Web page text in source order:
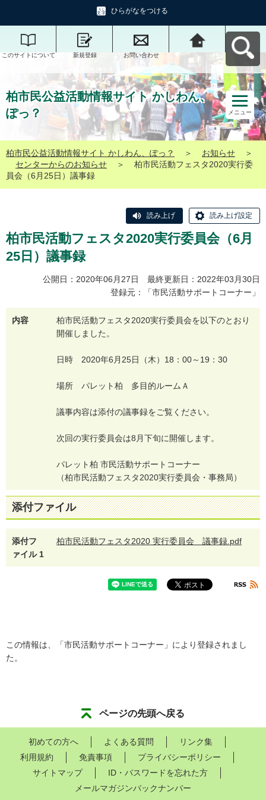
ひらがなをつける
このサイトについて 新規登録 お問い合わせ
柏市民公益活動情報
サイト かしわん、ぽ
っ？へ戻る
柏市民公益活動情報サイト かしわん、
ぽっ？
メニュー
柏市民公益活動情報サイト かしわん、ぽっ？ ＞ お知らせ
＞
センターからのお知らせ
＞
柏市民活動フェスタ2020実行委
員会（6月25日）議事録
読み上げ 読み上げ設定
柏市民活動フェスタ2020実行委員会（6月
25日）議事録
公開日：2020年06月27日 最終更新日：2022年03月30日
登録元：「市民活動サポートコーナー」
内容 柏市民活動フ ェ ス タ2020実行委員会を以下のと お り
開催し ま した 。
日時 2020年6 月 25日 （木） 18 ： 00～ 19 ： 30
場所 パレッ ト柏 多目 的ルー ム Ａ
議事内容は添付の議事録をご覧く ださ い。
次回の実行委員会は8 月下旬に 開催し ます。
パレッ ト柏 市民活動サポー ト コーナー
（柏市民活動フ ェ ス タ2020実行委員会 ・ 事務局）
添付ファイル
添付フ
ァイル 1
柏市民活動フェスタ2020 実行委員会 議事録.pdf
この情報は、「市民活動サポートコーナー」により登録されまし
た。
ページの先頭へ戻る
初めての方へ よくある質問
リンク集
利用規約
免責事項
プライバシーポリシー
サイトマップ
ID・パスワードを忘れた方
メールマガジンバックナンバー